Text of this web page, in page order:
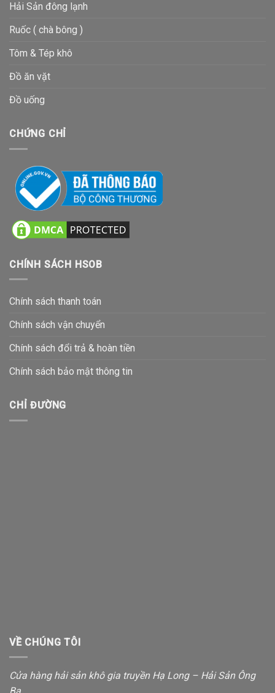
Hải Sản đông lạnh
Ruốc ( chà bông )
Tôm & Tép khô
Đồ ăn vặt
Đồ uống
CHỨNG CHỈ
CHÍNH SÁCH HSOB
Chính sách thanh toán
Chính sách vận chuyển
Chính sách đổi trả & hoàn tiền
Chính sách bảo mật thông tin
CHỈ ĐƯỜNG
VỀ CHÚNG TÔI
Cửa hàng hải sản khô gia truyền Hạ Long – Hải Sản Ông